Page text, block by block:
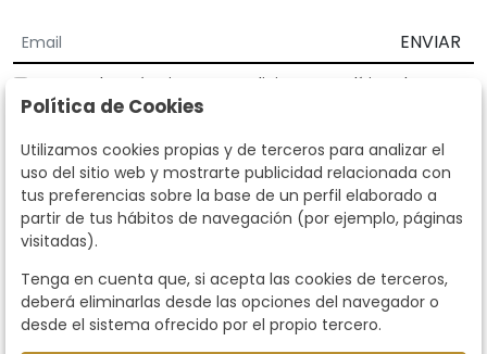
ENVIAR
Acepto los Términos y Condiciones
Política de
privacidad
Según la LOPD y disposiciones de desarrollo, informamos que sus
datos personales serán tratados por parte de Subastas Segre con la
finalidad de gestionar la relación comercial. Puede ejercitar los
derechos de acceso, rectificación, cancelación, oposición y demás
derechos en los términos establecidos en la normativa vigente
dirigiéndote a nosotros. Asimismo, nos puede solicitar el envío de
llamando al teléfono 915159584 o enviando un e-mail a
info@subastassegre.es
Este sitio está protegido por reCAPTCHA y se aplican la
Términos de servicio de Google.
Política de Cookies
Utilizamos cookies propias y de terceros para analizar el
uso del sitio web y mostrarte publicidad relacionada con
tus preferencias sobre la base de un perfil elaborado a
partir de tus hábitos de navegación (por ejemplo, páginas
visitadas).
Tenga en cuenta que, si acepta las cookies de terceros,
deberá eliminarlas desde las opciones del navegador o
desde el sistema ofrecido por el propio tercero.